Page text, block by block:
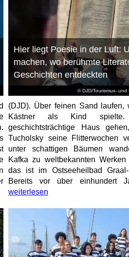
© DJD/Tourismus- und
Hier liegt Poesie in der Luft:
machen, wo berühmte
Geschichten entdeckten
(DJD). Über feinen Sand laufen,
Kästner als Kind
geschichtsträchtige Haus
Tucholsky seine Flitterwochen
unter schattigen Bäumen
Kafka zu weltbekannten Werken
das ist im Ostseeheilbad Graal-
Bereits vor über einhundert
weiterlesen